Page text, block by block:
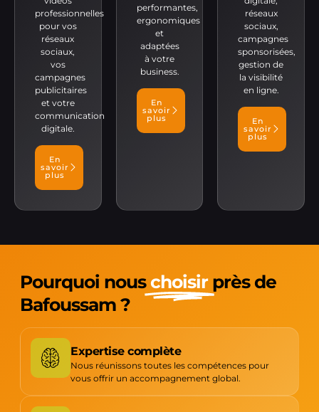
professionnelles
pour vos
réseaux
sociaux,
vos
campagnes
publicitaires
et votre
communication
digitale.
En
savoir
plus
performantes,
ergonomiques
et
adaptées
à votre
business.
En
savoir
plus
réseaux
sociaux,
campagnes
sponsorisées,
gestion de
la visibilité
en ligne.
En
savoir
plus
Pourquoi nouschoisir près de
Bafoussam ?
Expertise complète
Nous réunissons toutes les compétences pour
vous offrir un accompagnement global.